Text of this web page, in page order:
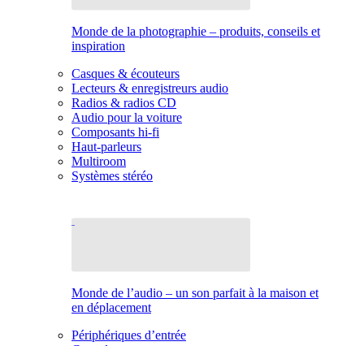
Monde de la photographie – produits, conseils et
inspiration
Casques & écouteurs
Lecteurs & enregistreurs audio
Radios & radios CD
Audio pour la voiture
Composants hi-fi
Haut-parleurs
Multiroom
Systèmes stéréo
Monde de l’audio – un son parfait à la maison et
en déplacement
Périphériques d’entrée